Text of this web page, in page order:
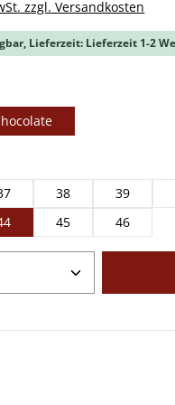
zzgl. Versandkosten
Lieferzeit: Lieferzeit 1-2
38 39
45 46
Anzahl: Gib